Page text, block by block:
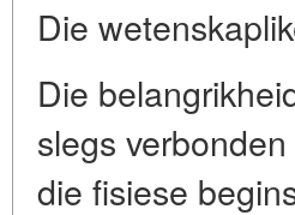
Die
Die
slegs
die fisiese